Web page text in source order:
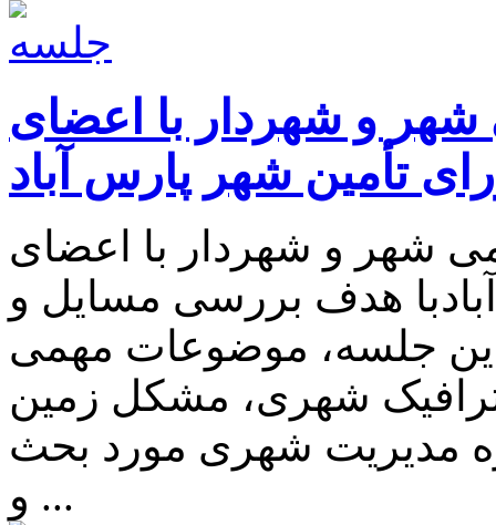
و شهردار با اعضای
تأمین شهر پارس آباد
شهر و شهردار با اعضای
هدف بررسی مسایل و
جلسه، موضوعات مهمی
شهری، مشکل زمین
مدیریت شهری مورد بحث
و ...